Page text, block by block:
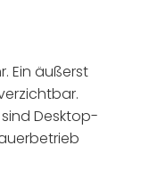
Ein äußerst
Desktop-